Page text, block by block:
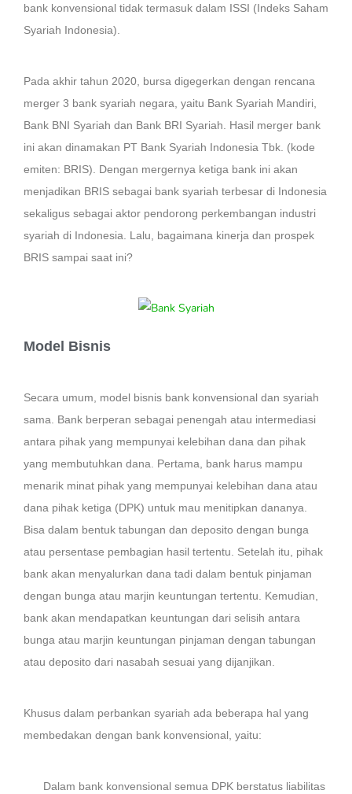
bank konvensional tidak termasuk dalam ISSI (Indeks Saham
Syariah Indonesia).
Pada akhir tahun 2020, bursa digegerkan dengan rencana
merger 3 bank syariah negara, yaitu Bank Syariah Mandiri,
Bank BNI Syariah dan Bank BRI Syariah. Hasil merger bank
ini akan dinamakan PT Bank Syariah Indonesia Tbk. (kode
emiten: BRIS). Dengan mergernya ketiga bank ini akan
menjadikan BRIS sebagai bank syariah terbesar di Indonesia
sekaligus sebagai aktor pendorong perkembangan industri
syariah di Indonesia. Lalu, bagaimana kinerja dan prospek
BRIS sampai saat ini?
Model Bisnis
Secara umum, model bisnis bank konvensional dan syariah
sama. Bank berperan sebagai penengah atau intermediasi
antara pihak yang mempunyai kelebihan dana dan pihak
yang membutuhkan dana. Pertama, bank harus mampu
menarik minat pihak yang mempunyai kelebihan dana atau
dana pihak ketiga (DPK) untuk mau menitipkan dananya.
Bisa dalam bentuk tabungan dan deposito dengan bunga
atau persentase pembagian hasil tertentu. Setelah itu, pihak
bank akan menyalurkan dana tadi dalam bentuk pinjaman
dengan bunga atau marjin keuntungan tertentu. Kemudian,
bank akan mendapatkan keuntungan dari selisih antara
bunga atau marjin keuntungan pinjaman dengan tabungan
atau deposito dari nasabah sesuai yang dijanjikan.
Khusus dalam perbankan syariah ada beberapa hal yang
membedakan dengan bank konvensional, yaitu:
Dalam bank konvensional semua DPK berstatus liabilitas